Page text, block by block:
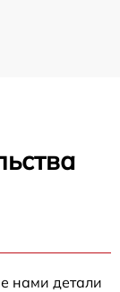
нами детали